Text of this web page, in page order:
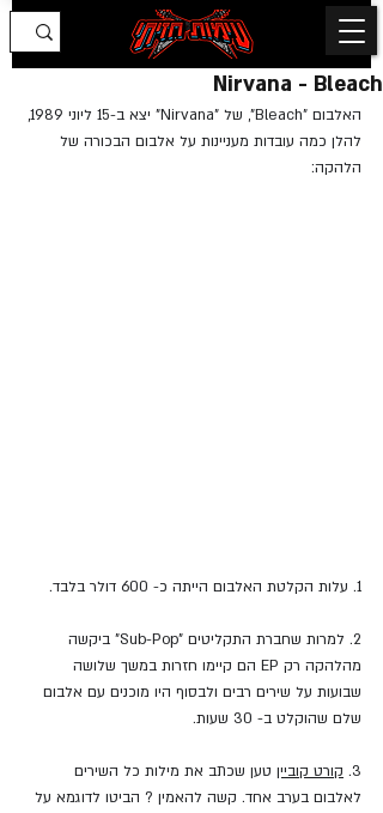
Nirvana - Bleach
האלבום "Bleach", של "Nirvana" יצא ב-15 ליוני 1989,
להלן כמה עובדות מעניינות על אלבום הבכורה של
הלהקה:
1. עלות הקלטת האלבום הייתה כ- 600 דולר בלבד.
2. למרות שחברת התקליטים "Sub-Pop" ביקשה
מהלהקה רק EP הם קיימו חזרות במשך שלושה
שבועות על שירים רבים ולבסוף היו מוכנים עם אלבום
שלם שהוקלט ב- 30 שעות.
3. קורט קוביין טען שכתב את מילות כל השירים
לאלבום בערב אחד. קשה להאמין ? הביטו לדוגמא על